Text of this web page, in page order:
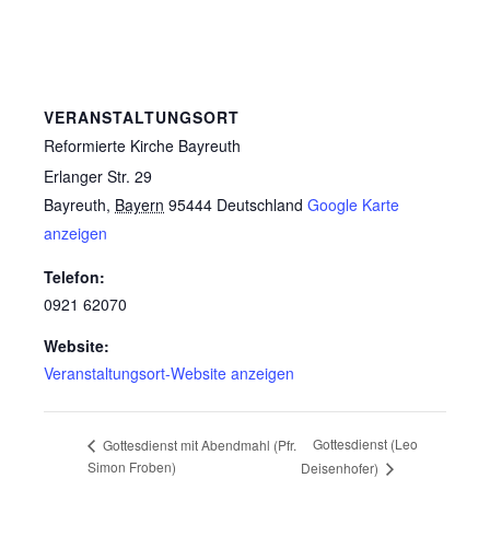
VERANSTALTUNGSORT
Reformierte Kirche Bayreuth
Erlanger Str. 29
Bayreuth, Bayern 95444 Deutschland Google Karte
anzeigen
Telefon:
0921 62070
Website:
Veranstaltungsort-Website anzeigen
Gottesdienst mit Abendmahl (Pfr.
Simon Froben)
Gottesdienst (Leo
Deisenhofer)